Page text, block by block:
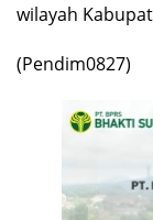
wilayah
(Pendim0827)